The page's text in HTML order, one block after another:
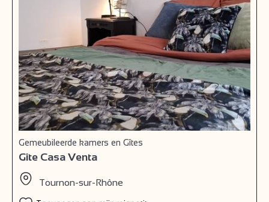
Gemeubileerde kamers en Gîtes
Gîte Casa Venta
Tournon-sur-Rhône